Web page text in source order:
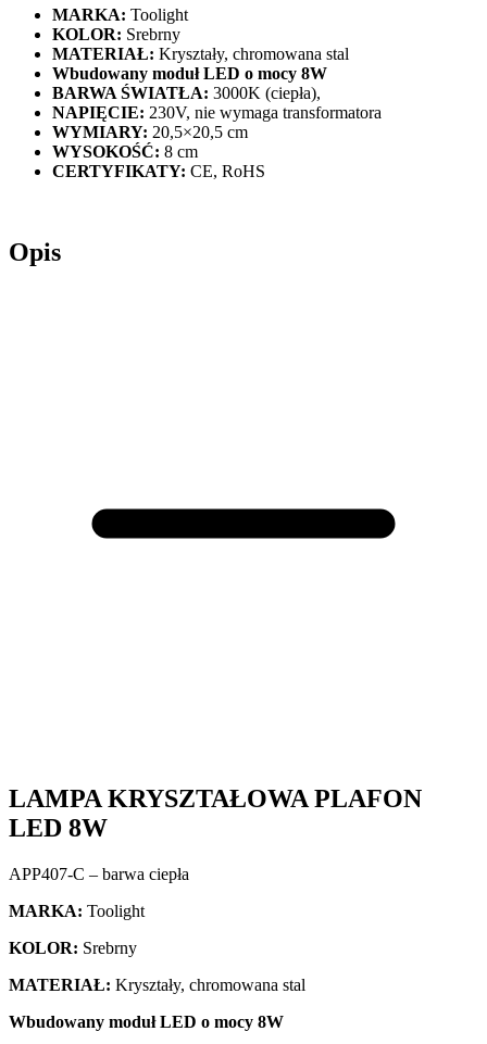
MARKA: Toolight
KOLOR: Srebrny
MATERIAŁ: Kryształy, chromowana stal
Wbudowany moduł LED o mocy 8W
BARWA ŚWIATŁA: 3000K (ciepła),
NAPIĘCIE: 230V, nie wymaga transformatora
WYMIARY: 20,5×20,5 cm
WYSOKOŚĆ: 8 cm
CERTYFIKATY: CE, RoHS
Opis
LAMPA KRYSZTAŁOWA PLAFON
LED 8W
APP407-C – barwa ciepła
MARKA: Toolight
KOLOR: Srebrny
MATERIAŁ: Kryształy, chromowana stal
Wbudowany moduł LED o mocy 8W